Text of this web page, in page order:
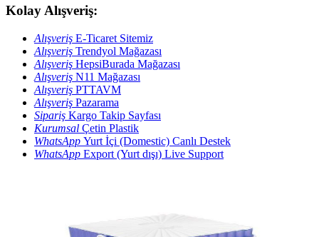
Kolay Alışveriş:
Alışveriş E-Ticaret Sitemiz
Alışveriş Trendyol Mağazası
Alışveriş HepsiBurada Mağazası
Alışveriş N11 Mağazası
Alışveriş PTTAVM
Alışveriş Pazarama
Sipariş Kargo Takip Sayfası
Kurumsal Çetin Plastik
WhatsApp Yurt İçi (Domestic) Canlı Destek
WhatsApp Export (Yurt dışı) Live Support